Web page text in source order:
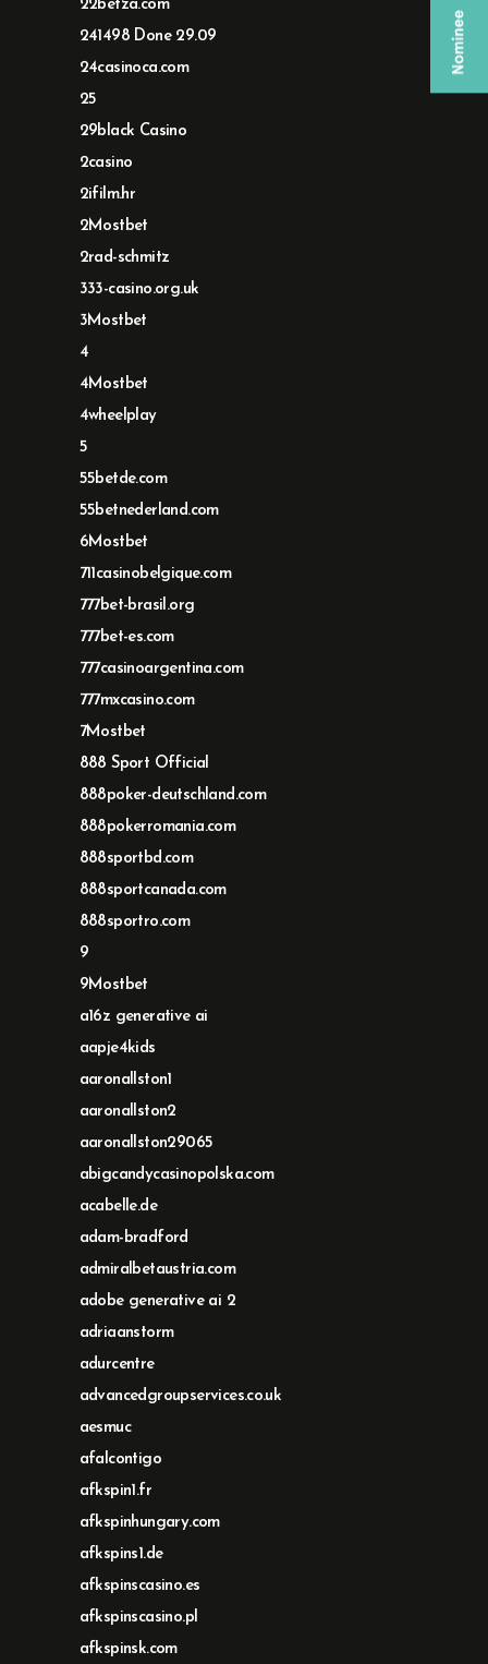
22betza.com
241498 Done 29.09
24casinoca.com
25
29black Casino
2casino
2ifilm.hr
2Mostbet
2rad-schmitz
333-casino.org.uk
3Mostbet
4
4Mostbet
4wheelplay
5
55betde.com
55betnederland.com
6Mostbet
711casinobelgique.com
777bet-brasil.org
777bet-es.com
777casinoargentina.com
777mxcasino.com
7Mostbet
888 Sport Official
888poker-deutschland.com
888pokerromania.com
888sportbd.com
888sportcanada.com
888sportro.com
9
9Mostbet
a16z generative ai
aapje4kids
aaronallston1
aaronallston2
aaronallston29065
abigcandycasinopolska.com
acabelle.de
adam-bradford
admiralbetaustria.com
adobe generative ai 2
adriaanstorm
adurcentre
advancedgroupservices.co.uk
aesmuc
afalcontigo
afkspin1.fr
afkspinhungary.com
afkspins1.de
afkspinscasino.es
afkspinscasino.pl
afkspinsk.com